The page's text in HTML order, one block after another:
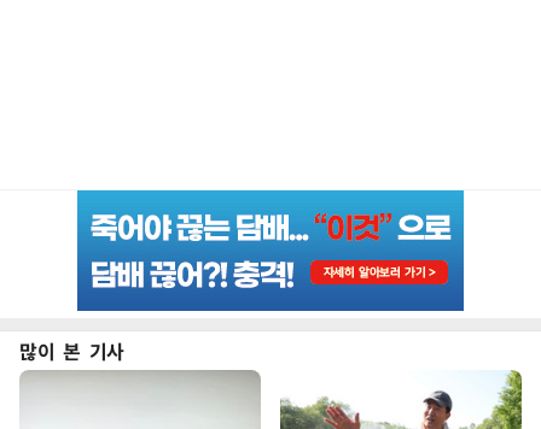
많이 본 기사